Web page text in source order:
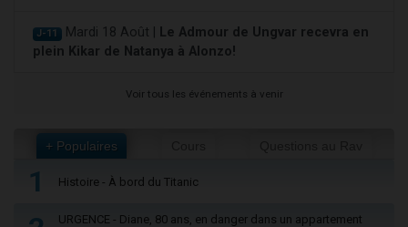
J-11 Mardi 18 Août |
Le Admour de Ungvar recevra en
plein Kikar de Natanya à Alonzo!
Voir tous les événements à venir
+ Populaires
1 Histoire - À bord du Titanic
URGENCE - Diane, 80 ans, en danger dans un appartement